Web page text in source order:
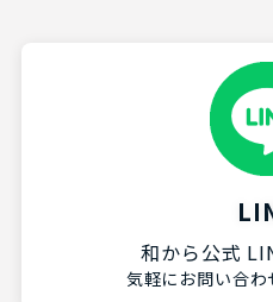
和から公式
気軽にお問い合わ